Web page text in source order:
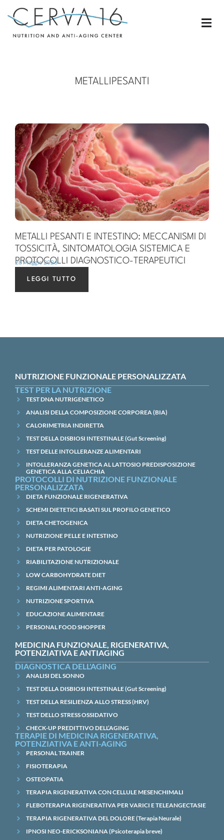
METALLIPESANTI
METALLI PESANTI E INTESTINO: MECCANISMI DI
TOSSICITÀ, SINTOMATOLOGIA SISTEMICA E
PROTOCOLLI DIAGNOSTICO-TERAPEUTICI
28 Maggio 2026
LEGGI TUTTO
NUTRIZIONE FUNZIONALE PERSONALIZZATA
TEST PER LA NUTRIZIONE
TEST DNA NUTRIGENETICO
ANALISI DELLA COMPOSIZIONE CORPOREA (BIA)
CALORIMETRIA INDIRETTA
TEST DELLA DISBIOSI INTESTINALE (Gut Screening)
TEST DELLE INTOLLERANZE ALIMENTARI
INTOLLERANZA GENETICA AL LATTOSIO PREDISPOSIZIONE
GENETICA ALLA CELIACHIA
PROTOCOLLI DI NUTRIZIONE FUNZIONALE
PERSONALIZZATA
DIETA FUNZIONALE RIGENERATIVA
SCHEMI DIETETICI BASATI SUL PROFILO GENETICO
DIETA CHETOGENICA
NUTRIZIONE PELLE E INTESTINO
DIETA PER PATOLOGIE
RIABILITAZIONE NUTRIZIONALE
LOW CARBOHYDRATE DIET
REGIMI ALIMENTARI ANTI-AGING
NUTRIZIONE SPORTIVA
EDUCAZIONE ALIMENTARE
PERSONAL FOOD SHOPPER
MEDICINA FUNZIONALE, RIGENERATIVA,
POTENZIATIVA E ANTIAGING
DIAGNOSTICA DELL'AGING
ANALISI DEL SONNO
TEST DELLA DISBIOSI INTESTINALE (Gut Screening)
TEST DELLA RESILIENZA ALLO STRESS (HRV)
TEST DELLO STRESS OSSIDATIVO
CHECK-UP PREDITTIVO DELL’AGING
TERAPIE DI MEDICINA RIGENERATIVA,
POTENZIATIVA E ANTI-AGING
PERSONAL TRAINER
FISIOTERAPIA
OSTEOPATIA
TERAPIA RIGENERATIVA CON CELLULE MESENCHIMALI
FLEBOTERAPIA RIGENERATIVA PER VARICI E TELEANGECTASIE
TERAPIA RIGENERATIVA DEL DOLORE (Terapia Neurale)
IPNOSI NEO-ERICKSONIANA (Psicoterapia breve)